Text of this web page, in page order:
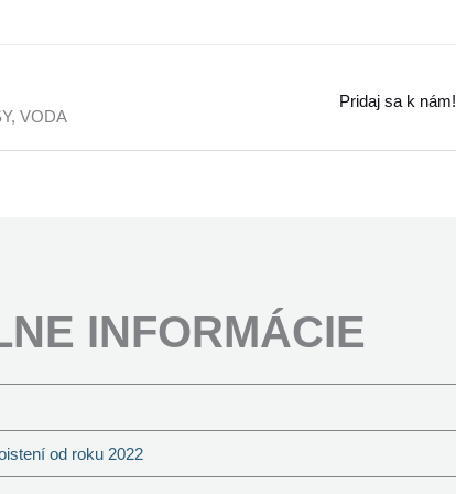
VODA
Pridaj sa k nám!
INFORMÁCIE
od roku 2022